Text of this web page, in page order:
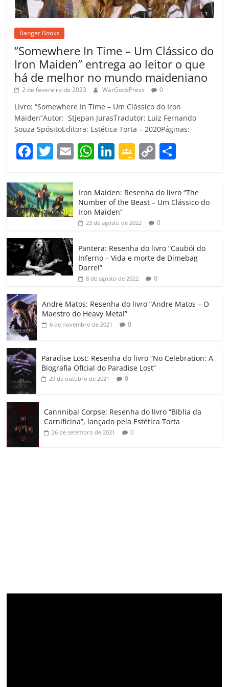
Banger Books
“Somewhere In Time – Um Clássico do
Iron Maiden” entrega ao leitor o que
há de melhor no mundo maideniano
2 de fevereiro de 2023 WarGodsPress 0
Livro: “Somewhere In Time – Um Clássico do Iron
Maiden”Autor: Stjepan JurasTradutor: Luiz Fernando
Souza SpósitoEditora: Estética Torta – 2020Páginas:
F
c
e
b
o
o
k
T
itt
er
E W
at
s
A
p
Li
e
dI
G
gl
e
Cl
a
ss
ro
o
C
p
y
Li
k
m
p
h
ar
Iron Maiden: Resenha do livro “The
Number of the Beast – Um Clássico do
Iron Maiden”
23 de agosto de 2022 0
Pantera: Resenha do livro “Caubói do
Inferno – Vida e morte de Dimebag
Darrel”
8 de agosto de 2022 0
Andre Matos: Resenha do livro “Andre Matos – O
Maestro do Heavy Metal”
6 de novembro de 2021 0
Paradise Lost: Resenha do livro “No Celebration: A
Biografia Oficial do Paradise Lost”
29 de outubro de 2021 0
Cannnibal Corpse: Resenha do livro “Bíblia da
Carnificina”, lançado pela Estética Torta
26 de setembro de 2021 0